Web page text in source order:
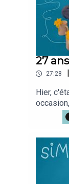
27
27:28 |
Hier,
rituel,
ou les
tu veux
café
:
perso